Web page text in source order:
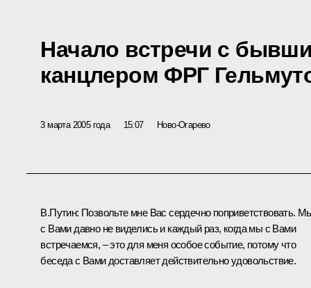
Начало встречи с
канцлером ФРГ
3 марта 2005 года 15:07 Ново-Огарево
В.Путин: Позвольте мне Вас сердечно поприветствовать.
с Вами давно не виделись и каждый раз, когда мы с Вами
встречаемся, – это для меня особое событие, потому что
беседа с Вами доставляет действительно удовольствие.